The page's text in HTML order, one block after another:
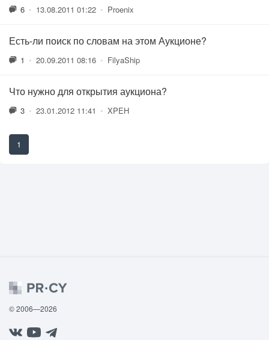
6 • 13.08.2011 01:22 • Proenix
Есть-ли поиск по словам на этом Аукционе?
1 • 20.09.2011 08:16 • FilyaShip
Что нужно для открытия аукциона?
3 • 23.01.2012 11:41 • XPEH
1
© 2006—2026